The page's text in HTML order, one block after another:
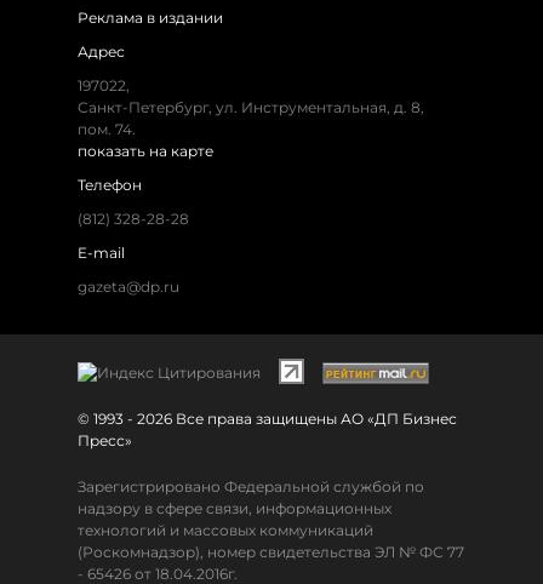
Реклама в издании
Адрес
197022,
Санкт-Петербург, ул. Инструментальная, д. 8,
пом. 74.
показать на карте
Телефон
(812) 328-28-28
E-mail
gazeta@dp.ru
© 1993 - 2026 Все права защищены АО «ДП Бизнес
Пресс»
Зарегистрировано Федеральной службой по
надзору в сфере связи, информационных
технологий и массовых коммуникаций
(Роскомнадзор), номер свидетельства ЭЛ № ФС 77
- 65426 от 18.04.2016г.